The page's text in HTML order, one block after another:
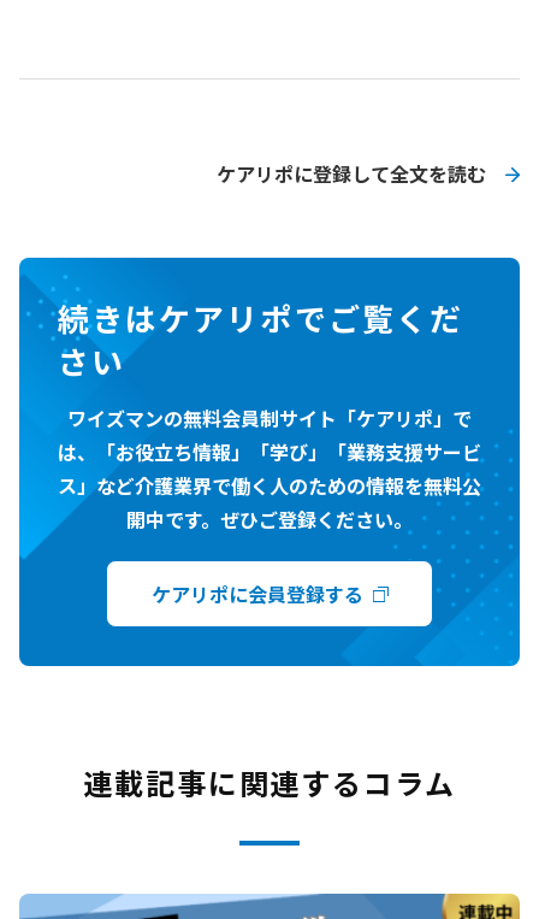
ケアリポに登録して全文を読む
続きはケアリポでご覧くだ
さい
ワイズマンの無料会員制サイト「ケアリポ」で
は、「お役立ち情報」「学び」「業務支援サービ
ス」など介護業界で働く人のための情報を無料公
開中です。ぜひご登録ください。
ケアリポに会員登録する
連載記事に関連するコラム